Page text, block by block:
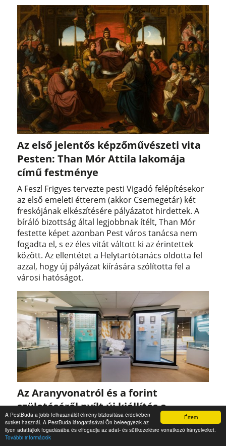
Értem
A PestBuda a jobb felhasználói élmény biztosítása érdekében
sütiket használ. A PestBuda látogatásával Ön beleegyezik az
ilyen adatfájlok fogadásába és elfogadja az adat- és sütikezelésre vonatkozó irányelveket.
További információk
Az első jelentős képzőművészeti vita
Pesten: Than Mór Attila lakomája
című festménye
A Feszl Frigyes tervezte pesti Vigadó felépítésekor
az első emeleti étterem (akkor Csemegetár) két
freskójának elkészítésére pályázatot hirdettek. A
bíráló bizottság által legjobbnak ítélt, Than Mór
festette képet azonban Pest város tanácsa nem
fogadta el, s ez éles vitát váltott ki az érintettek
között. Az ellentétet a Helytartótanács oldotta fel
azzal, hogy új pályázat kiírására szólította fel a
városi hatóságot.
Az Aranyvonatról és a forint
születéséről nyílt új kiállítás a
Pénzmúzeumban
Az Aranyvonat öröksége címmel új kiállítás nyílt a